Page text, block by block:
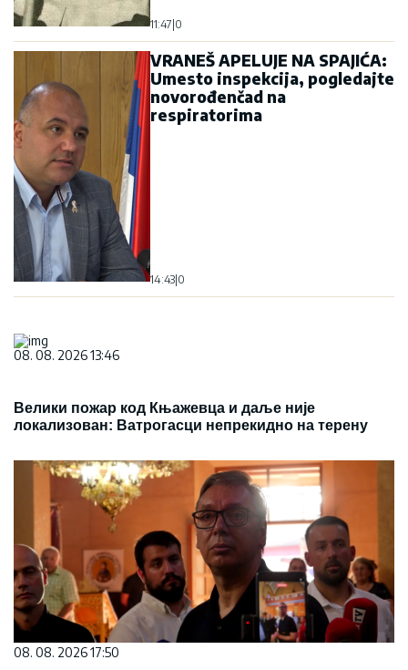
11:47 0
VRANEŠ APELUJE NA SPAJIĆA:
Umesto inspekcija, pogledajte
novorođenčad na
respiratorima
14:43 0
08. 08. 2026 13:46
Велики пожар код Књажевца и даље није
локализован: Ватрогасци непрекидно на терену
08. 08. 2026 17:50